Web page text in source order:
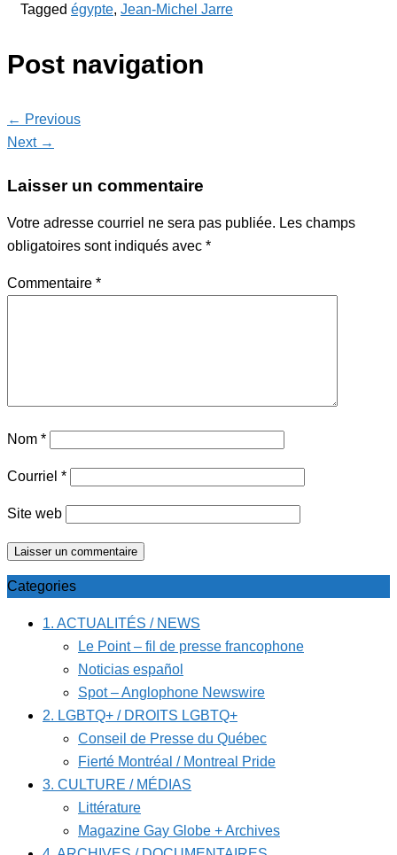
Tagged égypte, Jean-Michel Jarre
Post navigation
← Previous
Next →
Laisser un commentaire
Votre adresse courriel ne sera pas publiée. Les champs
obligatoires sont indiqués avec *
Commentaire *
Nom *
Courriel *
Site web
Categories
1. ACTUALITÉS / NEWS
Le Point – fil de presse francophone
Noticias español
Spot – Anglophone Newswire
2. LGBTQ+ / DROITS LGBTQ+
Conseil de Presse du Québec
Fierté Montréal / Montreal Pride
3. CULTURE / MÉDIAS
Littérature
Magazine Gay Globe + Archives